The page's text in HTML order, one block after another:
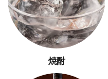
焼酎